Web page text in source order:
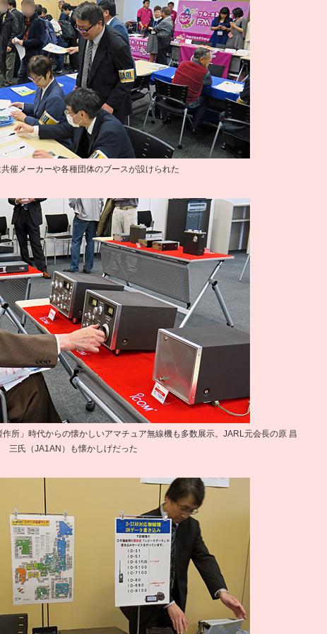
催メーカーや各種団体のブースが設けられた
所」時代からの懐かしいアマチュア無線機も多数展示。JARL元会長の原 昌
三氏（JA1AN）も懐かしげだった